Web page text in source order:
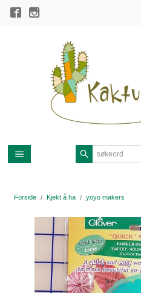
Gå
Forside Kjekt å ha yoyo makers